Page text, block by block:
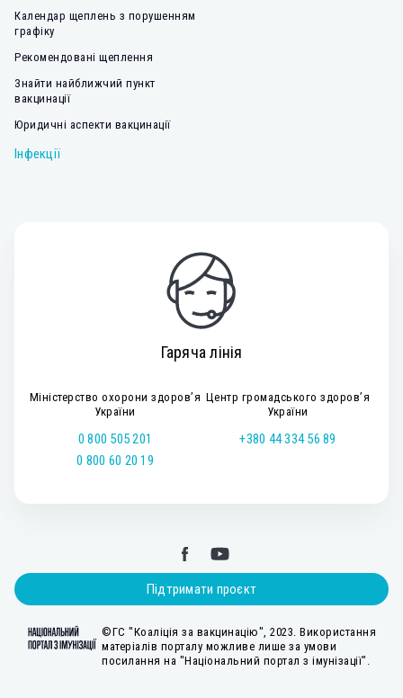
Календар щеплень з порушенням
графіку
Рекомендовані щеплення
Знайти найближчий пункт
вакцинації
Юридичні аспекти вакцинації
Інфекції
Гаряча лінія
Міністерство охорони здоров’я
України
0 800 505 201
0 800 60 20 19
Центр громадського здоров’я
України
+380 44 334 56 89
Підтримати проєкт
©ГС "Коаліція за вакцинацію", 2023. Використання
матеріалів порталу можливе лише за умови
посилання на "Національний портал з імунізації".